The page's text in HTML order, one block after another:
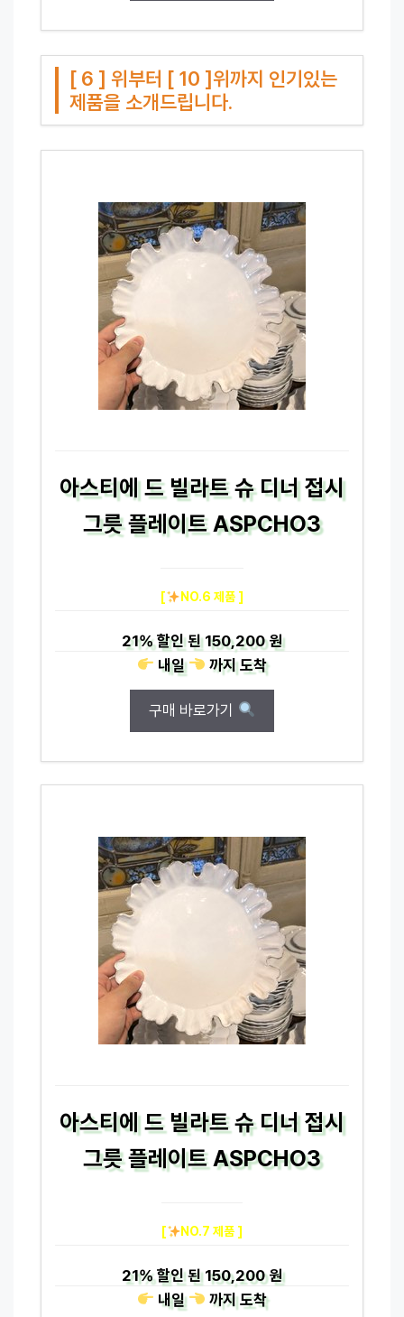
[ 6 ] 위부터 [ 10 ]위까지 인기있는
제품을 소개드립니다.
아스티에 드 빌라트 슈 디너 접시
그릇 플레이트 ASPCHO3
[ NO.6 제품 ]
21%할인 된150,200 원
내일
까지도착
구매 바로가기
아스티에 드 빌라트 슈 디너 접시
그릇 플레이트 ASPCHO3
[ NO.7 제품 ]
21%할인 된150,200 원
내일
까지도착